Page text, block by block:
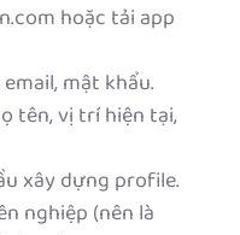
hoặc tải app
email, mật khẩu.
tên, vị trí hiện tại,
xây dựng profile.
nghiệp (nên là